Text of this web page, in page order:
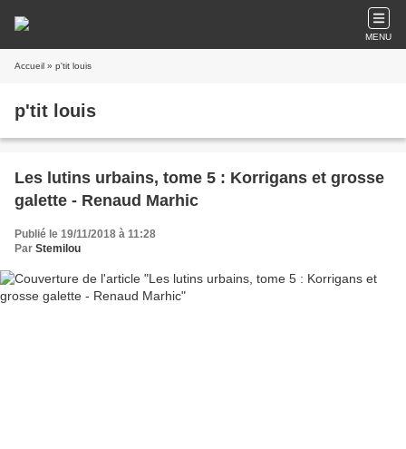
MENU
Accueil » p'tit louis
p'tit louis
Les lutins urbains, tome 5 : Korrigans et grosse
galette - Renaud Marhic
Publié le 19/11/2018 à 11:28
Par Stemilou